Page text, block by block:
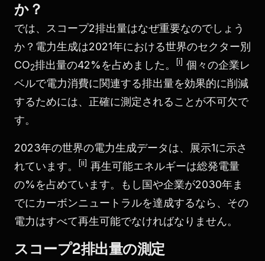
か？
では、スコープ2排出量はなぜ重要なのでしょう
か？電力生成は2021年における世界のセクター別
CO2排出量の42%を占めました。 [i] 個々の企業レ
ベルで電力消費に関連する排出量を効果的に削減
するためには、正確に測定されることが不可欠で
す。
2023年の世界の電力生成データは、展示1に示さ
れています。
[ii] 再生可能エネルギーは総発電量
の%を占めています。もし国や企業が2030年ま
でにカーボンニュートラルを達成するなら、その
電力はすべて再生可能でなければなりません。
スコープ2排出量の測定